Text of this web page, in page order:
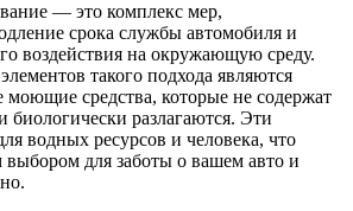
— это комплекс мер,
срока службы автомобиля и
воздействия на окружающую среду.
такого подхода являются
моющие средства, которые не содержат
биологически разлагаются. Эти
водных ресурсов и человека, что
выбором для заботы о вашем авто и